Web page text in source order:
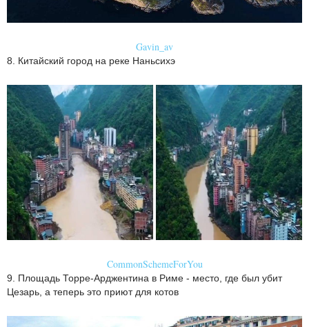
Gavin_av
8. Китайский город на реке Наньсихэ
CommonSchemeForYou
9. Площадь Торре-Арджентина в Риме - место, где был убит
Цезарь, а теперь это приют для котов